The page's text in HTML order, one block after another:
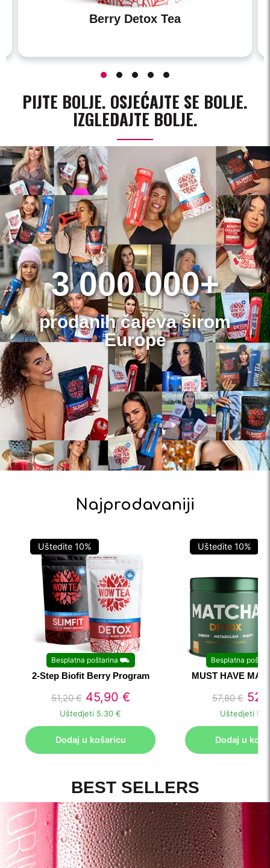
Berry Detox Tea
PIJTE BOLJE. OSJEĆAJTE SE BOLJE.
IZGLEDAJTE BOLJE.
3 000 000+
prodanih čajeva širom
Europe
Najprodavaniji
Uštedite 10%
Besplatna poštarina ⛟
2-Step Biofit Berry Program
51,20€ 45,90 €
Uštedjeti 5.30 €
Dodaj u košaricu
Uštedite 10%
Besplatna
MUST HAVE
57,80€
Uštedjeti
Dodaj u
BEST SELLERS